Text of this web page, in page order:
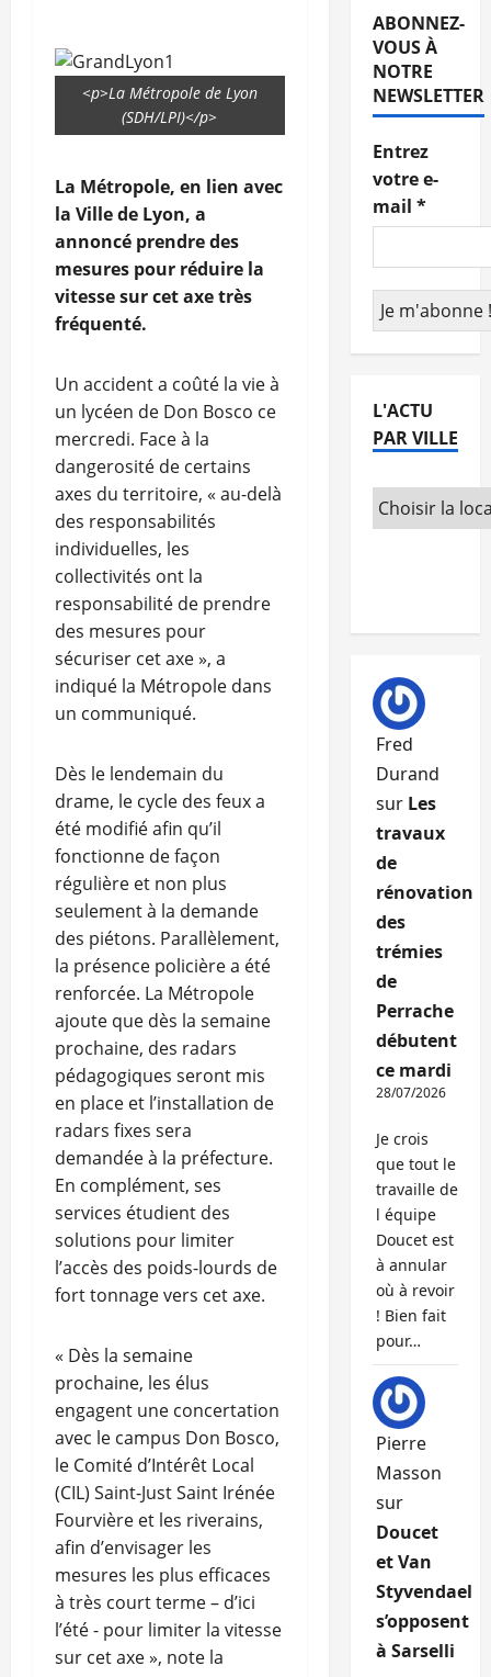
<p>La Métropole de Lyon
(SDH/LPI)</p>
La Métropole, en lien avec
la Ville de Lyon, a
annoncé prendre des
mesures pour réduire la
vitesse sur cet axe très
fréquenté.
Un accident a coûté la vie à
un lycéen de Don Bosco ce
mercredi. Face à la
dangerosité de certains
axes du territoire, « au-delà
des responsabilités
individuelles, les
collectivités ont la
responsabilité de prendre
des mesures pour
sécuriser cet axe », a
indiqué la Métropole dans
un communiqué.
Dès le lendemain du
drame, le cycle des feux a
été modifié afin qu’il
fonctionne de façon
régulière et non plus
seulement à la demande
des piétons. Parallèlement,
la présence policière a été
renforcée. La Métropole
ajoute que dès la semaine
prochaine, des radars
pédagogiques seront mis
en place et l’installation de
radars fixes sera
demandée à la préfecture.
En complément, ses
services étudient des
solutions pour limiter
l’accès des poids-lourds de
fort tonnage vers cet axe.
« Dès la semaine
prochaine, les élus
engagent une concertation
avec le campus Don Bosco,
le Comité d’Intérêt Local
(CIL) Saint-Just Saint Irénée
Fourvière et les riverains,
afin d’envisager les
mesures les plus efficaces
à très court terme – d’ici
l’été - pour limiter la vitesse
sur cet axe », note la
ABONNEZ-
VOUS À
NOTRE
NEWSLETTER
Entrez
votre e-
mail *
L'ACTU
PAR VILLE
Fred
Durand
sur Les
travaux
de
rénovation
des
trémies
de
Perrache
débutent
ce mardi
28/07/2026
Je crois
que tout le
travaille de
l équipe
Doucet est
à annular
où à revoir
! Bien fait
pour…
Pierre
Masson
sur
Doucet
et Van
Styvendael
s’opposent
à Sarselli